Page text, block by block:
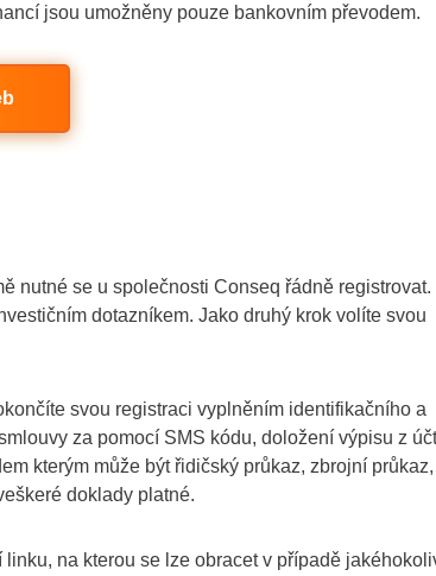
jsou umožněny pouze bankovním převodem.
nutné se u společnosti Conseq řádně registrovat.
dotazníkem. Jako druhý krok volíte svou
svou registraci vyplněním identifikačního a
za pomocí SMS kódu, doložení výpisu z
kterým může být řidičský průkaz, zbrojní průkaz,
doklady platné.
na kterou se lze obracet v případě